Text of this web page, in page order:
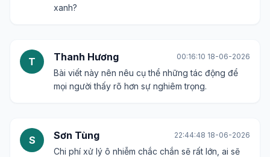
xanh?
T Thanh Hương 00:16:10 18-06-2026
Bài viết này nên nêu cụ thể những tác động để
mọi người thấy rõ hơn sự nghiêm trọng.
S Sơn Tùng 22:44:48 18-06-2026
Chi phí xử lý ô nhiễm chắc chắn sẽ rất lớn, ai sẽ